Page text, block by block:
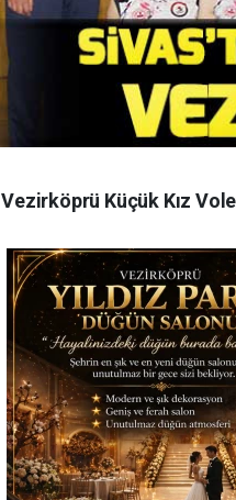
Vezirköprü Küçük Kız